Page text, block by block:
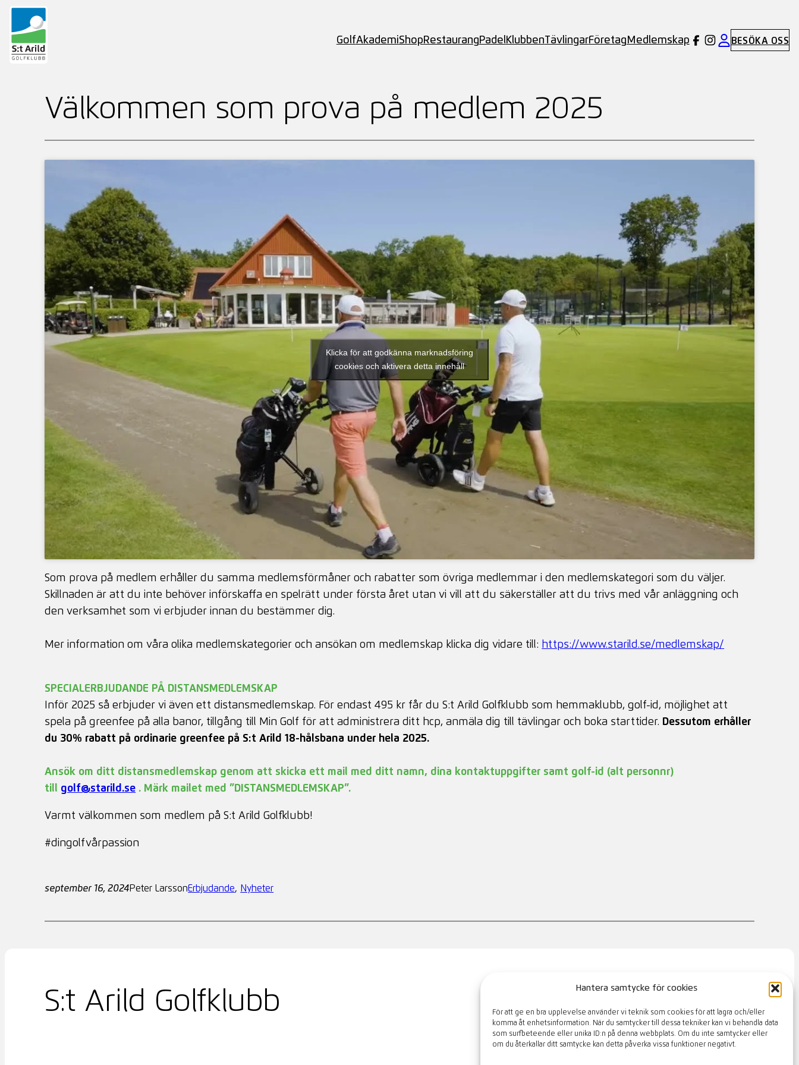
Hantera samtycke för cookies
För att ge en bra upplevelse använder vi teknik som cookies för att lagra och/eller
komma åt enhetsinformation. När du samtycker till dessa tekniker kan vi behandla data
som surfbeteende eller unika ID:n på denna webbplats. Om du inte samtycker eller
om du återkallar ditt samtycke kan detta påverka vissa funktioner negativt.
GolfAkademiShopRestaurangPadelKlubbenTävlingarFöretag Medlemskap BESÖKA OSS
Välkommen som prova på medlem 2025
Klicka för att godkänna marknadsföring
cookies och aktivera detta innehåll
Som prova på medlem erhåller du samma medlemsförmåner och rabatter som övriga medlemmar i den medlemskategori som du väljer.
Skillnaden är att du inte behöver införskaffa en spelrätt under första året utan vi vill att du säkerställer att du trivs med vår anläggning och
den verksamhet som vi erbjuder innan du bestämmer dig.
Mer information om våra olika medlemskategorier och ansökan om medlemskap klicka dig vidare till: https://www.starild.se/medlemskap/
SPECIALERBJUDANDE PÅ DISTANSMEDLEMSKAP
Inför 2025 så erbjuder vi även ett distansmedlemskap. För endast 495 kr får du S:t Arild Golfklubb som hemmaklubb, golf-id, möjlighet att
spela på greenfee på alla banor, tillgång till Min Golf för att administrera ditt hcp, anmäla dig till tävlingar och boka starttider. Dessutom erhåller
du 30% rabatt på ordinarie greenfee på S:t Arild 18-hålsbana under hela 2025.
Ansök om ditt distansmedlemskap genom att skicka ett mail med ditt namn, dina kontaktuppgifter samt golf-id (alt personnr)
till golf@starild.se . Märk mailet med ”DISTANSMEDLEMSKAP”.
Varmt välkommen som medlem på S:t Arild Golfklubb!
#dingolfvårpassion
september 16, 2024Peter LarssonErbjudande, Nyheter
S:t Arild Golfklubb